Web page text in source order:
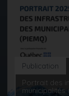
Publication
Portrait des
municipalités